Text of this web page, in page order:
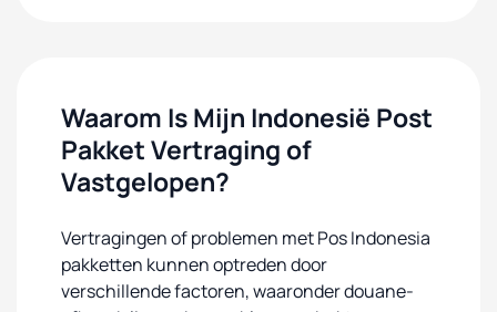
Waarom Is Mijn Indonesië Post
Pakket Vertraging of
Vastgelopen?
Vertragingen of problemen met Pos Indonesia
pakketten kunnen optreden door
verschillende factoren, waaronder douane-